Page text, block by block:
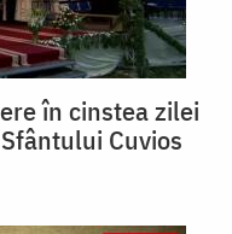
în cinstea zilei
Cuvios